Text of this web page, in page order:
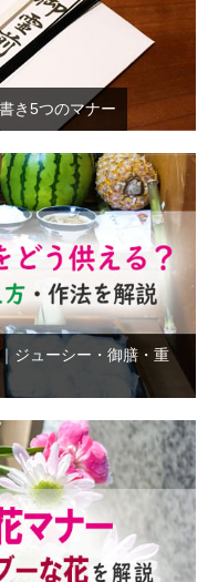
き5つのマナー
ジューシー・御膳・重